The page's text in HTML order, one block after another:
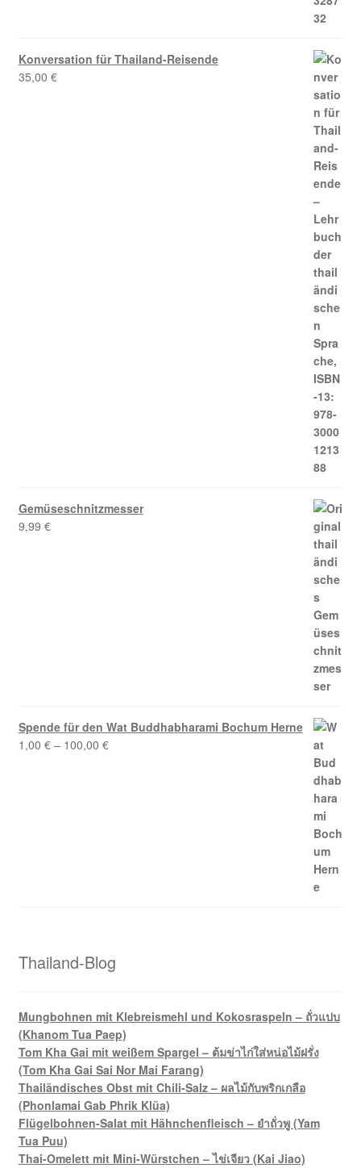
Konversation für Thailand-Reisende
35,00 €
Gemüseschnitzmesser
9,99 €
Spende für den Wat Buddhabharami Bochum Herne
1,00 €– 100,00 €
Thailand-Blog
Mungbohnen mit Klebreismehl und Kokosraspeln – ถั่วแปบ
(Khanom Tua Paep)
Tom Kha Gai mit weißem Spargel – ต้มข่าไก่ใส่หน่อไม้ฝรั่ง
(Tom Kha Gai Sai Nor Mai Farang)
Thailändisches Obst mit Chili-Salz – ผลไม้กับพริกเกลือ
(Phonlamai Gab Phrik Klüa)
Flügelbohnen-Salat mit Hähnchenfleisch – ยำถั่วพู (Yam
Tua Puu)
Thai-Omelett mit Mini-Würstchen – ไข่เจียว (Kai Jiao)